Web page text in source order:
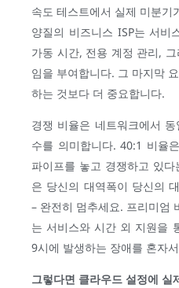
속도 테스트에서 실제 미분기
양질의 비즈니스 ISP는 서비
가동 시간, 전용 계정 관리,
임을 부여합니다. 그 마지막
하는 것보다 더 중요합니다.
경쟁 비율은 네트워크에서
수를 의미합니다. 40:1 비율
파이프를 놓고 경쟁하고 있
은 당신의 대역폭이 당신의
– 완전히 멈추세요. 프리미엄
는 서비스와 시간 외 지원을
9시에 발생하는 장애를 혼자
그렇다면 클라우드 설정에 실